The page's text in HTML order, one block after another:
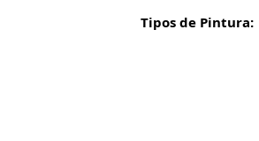
Tipos de Pintura: